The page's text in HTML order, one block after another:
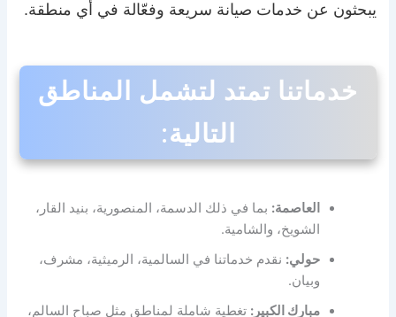
يبحثون عن خدمات صيانة سريعة وفعّالة في أي منطقة.
خدماتنا تمتد لتشمل المناطق
التالية:
العاصمة: بما في ذلك الدسمة، المنصورية، بنيد القار،
الشويخ، والشامية.
حولي: نقدم خدماتنا في السالمية، الرميثية، مشرف،
وبيان.
مبارك الكبير: تغطية شاملة لمناطق مثل صباح السالم،